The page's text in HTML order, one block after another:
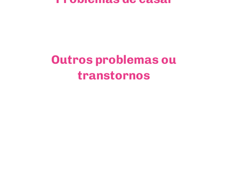
Outros problemas ou
transtornos